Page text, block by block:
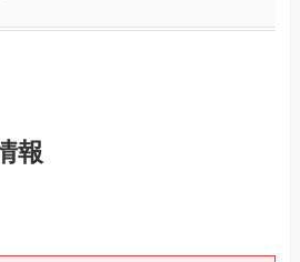
報